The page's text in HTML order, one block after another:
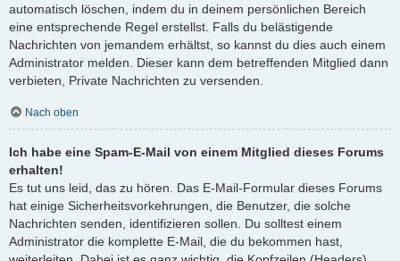
automatisch löschen, indem du in deinem persönlichen Bereich
eine entsprechende Regel erstellst. Falls du belästigende
Nachrichten von jemandem erhältst, so kannst du dies auch einem
Administrator melden. Dieser kann dem betreffenden Mitglied dann
verbieten, Private Nachrichten zu versenden.
Nach oben
Ich habe eine Spam-E-Mail von einem Mitglied dieses Forums
erhalten!
Es tut uns leid, das zu hören. Das E-Mail-Formular dieses Forums
hat einige Sicherheitsvorkehrungen, die Benutzer, die solche
Nachrichten senden, identifizieren sollen. Du solltest einem
Administrator die komplette E-Mail, die du bekommen hast,